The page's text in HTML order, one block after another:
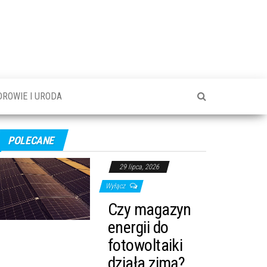
I URODA
POLECANE
29 lipca, 2026
Wyłącz
Czy magazyn
energii do
fotowoltaiki